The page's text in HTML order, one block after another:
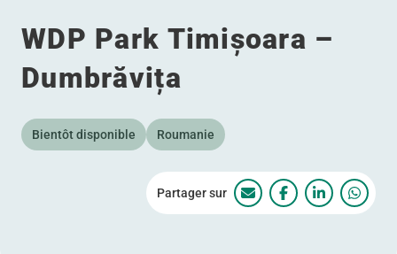
WDP Park Timișoara –
Dumbrăvița
Bientôt disponible Roumanie
Partager sur WDP Park Timișoara
WDP ParkWDP Park
WDP